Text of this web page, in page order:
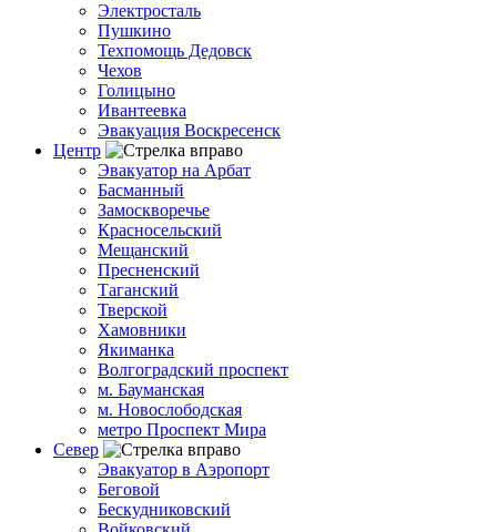
Электросталь
Пушкино
Техпомощь Дедовск
Чехов
Голицыно
Ивантеевка
Эвакуация Воскресенск
Центр
Эвакуатор на Арбат
Басманный
Замоскворечье
Красносельский
Мещанский
Пресненский
Таганский
Тверской
Хамовники
Якиманка
Волгоградский проспект
м. Бауманская
м. Новослободская
метро Проспект Мира
Север
Эвакуатор в Аэропорт
Беговой
Бескудниковский